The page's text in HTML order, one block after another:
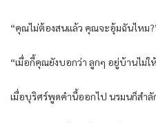
“คุณไม่ต้องสนแล้ว คุณจะอุ้มฉันไหม
“เมื่อกี้คุณยังบอกว่า ลูกๆ อยู่บ้านไม่
เมื่อบุริศร์พูดคำนี้ออกไป นรมนก็สำ